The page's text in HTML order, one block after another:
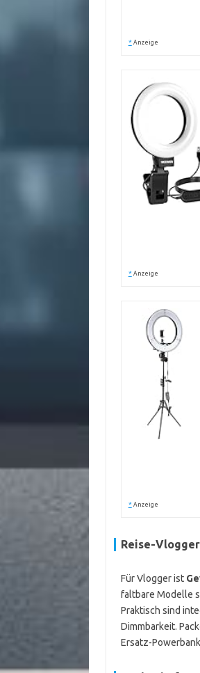
* Anzeige
* Anzeige
* Anzeige
Reise-Vlogger
Für Vlogger ist
faltbare Modelle
Praktisch sind
Dimmbarkeit.
Ersatz-